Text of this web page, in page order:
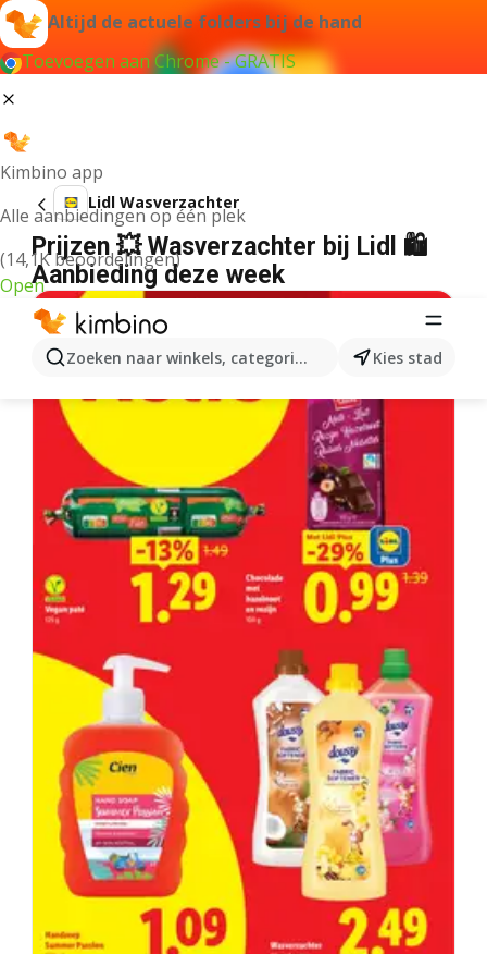
Altijd de actuele folders bij de hand
Toevoegen aan Chrome - GRATIS
Kimbino app
Alle aanbiedingen op één plek
(14,1K beoordelingen)
Open
Zoeken naar winkels, categorieën, producten...
Kies stad
Lidl Wasverzachter
Prijzen 💥 Wasverzachter bij Lidl 🛍️
Aanbieding deze week